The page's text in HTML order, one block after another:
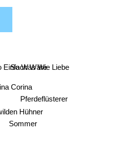
Einfach Wäre
Sommer
Hühner
Corina
Pferdeflüsterer
So Was Wie Liebe